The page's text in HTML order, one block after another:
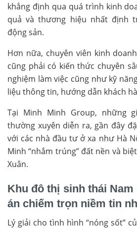
khẳng định qua quá trình kinh
quả và thương hiệu nhất định
động sản.
Hơn nữa, chuyên viên kinh
cũng phải có kiến thức chuyên
nghiệm làm việc cũng như kỹ
liệu thông tin, hướng dẫn khách
Tại Minh Minh Group, những
thường xuyên diễn ra, gần đây
với các nhà đầu tư ở xa như Hà
Minh “nhắm trúng” đất nền và
Xuân.
Khu đô thị sinh thái Nam
án chiếm trọn niềm tin
Lý giải cho tình hình “nóng sốt”